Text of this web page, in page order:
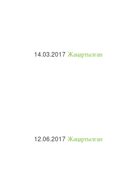
14.03.2017 Жаңартылған
12.06.2017 Жаңартылған